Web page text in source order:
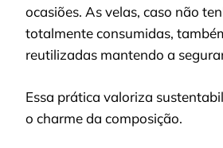
ocasiões. As velas, caso não
totalmente consumidas,
reutilizadas mantendo a
Essa prática valoriza
o charme da composição.